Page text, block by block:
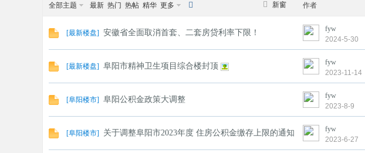
网 新窗
全部主题 最新 热门 热帖 精华 更多 作者
[最新楼盘] 安徽省全面取消首套、二套房贷利率下限！
fyw
2024-5-30
[最新楼盘] 阜阳市精神卫生项目综合楼封顶
fyw
2023-11-14
[阜阳楼市] 阜阳公积金政策大调整
fyw
2023-8-9
[阜阳楼市] 关于调整阜阳市2023年度 住房公积金缴存上限的通知
fyw
2023-6-27